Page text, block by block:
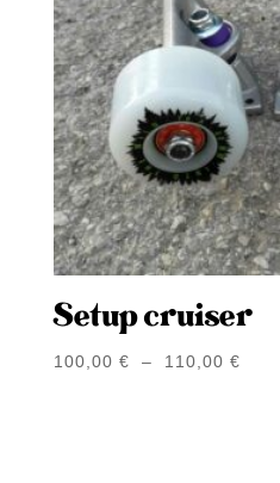
Setup cruiser
100,00 € – 110,00 €Plage